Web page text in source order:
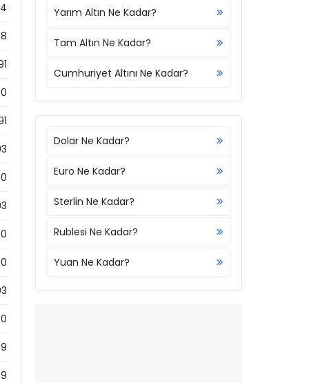
0
0
0
0
0
Yarım Altın Ne Kadar?
Tam Altın Ne Kadar?
Cumhuriyet Altını Ne Kadar?
Dolar Ne Kadar?
Euro Ne Kadar?
Sterlin Ne Kadar?
Rublesi Ne Kadar?
Yuan Ne Kadar?